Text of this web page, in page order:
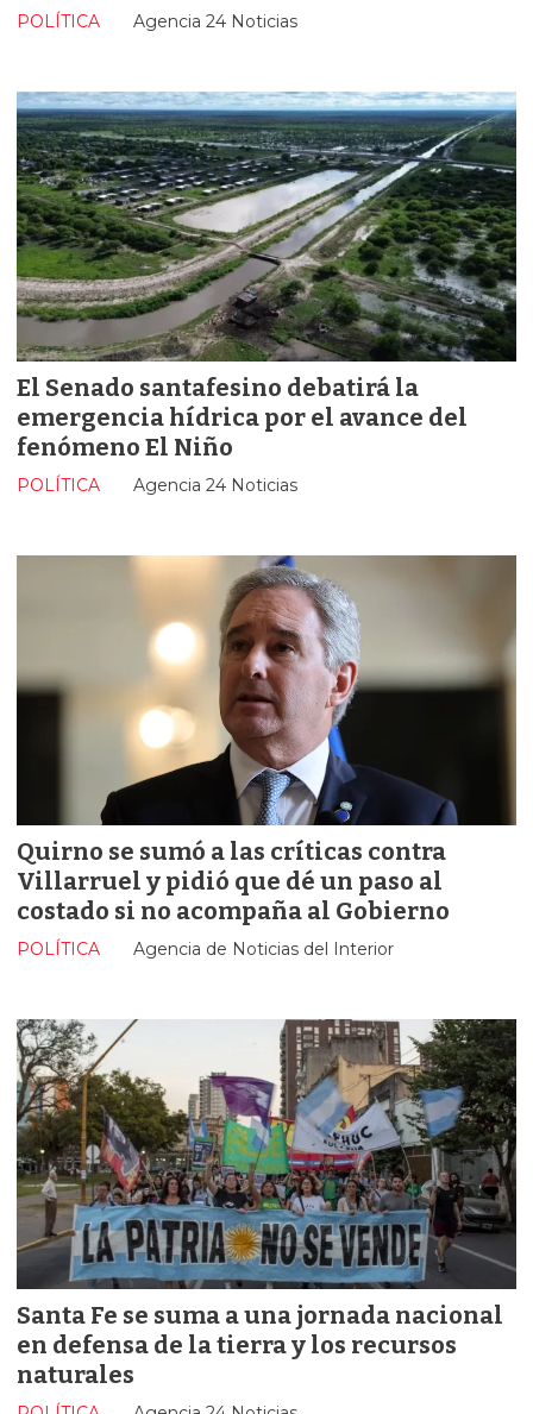
Agencia 24 Noticias
POLÍTICA
El Senado santafesino debatirá la
emergencia hídrica por el avance del
fenómeno El Niño
Agencia 24 Noticias
POLÍTICA
Quirno se sumó a las críticas contra
Villarruel y pidió que dé un paso al
costado si no acompaña al Gobierno
Agencia de Noticias del Interior
POLÍTICA
Santa Fe se suma a una jornada nacional
en defensa de la tierra y los recursos
naturales